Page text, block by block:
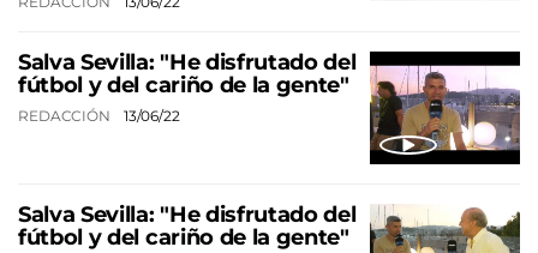
Salva Sevilla: "He disfrutado del
fútbol y del cariño de la gente"
REDACCIÓN 13/06/22
Salva Sevilla: "He disfrutado del
fútbol y del cariño de la gente"